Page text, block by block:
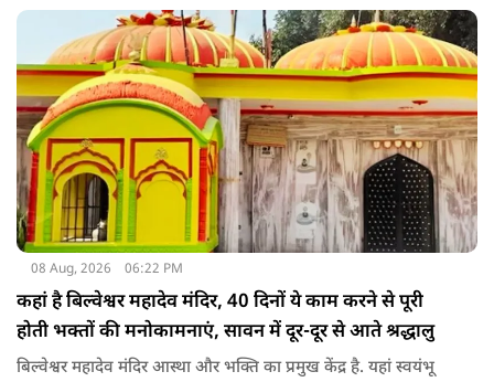
सकता है.
08 Aug, 2026 06:22 PM
कहां है बिल्वेश्वर महादेव मंदिर, 40 दिनों ये काम करने से पूरी
होती भक्तों की मनोकामनाएं, सावन में दूर-दूर से आते श्रद्धालु
बिल्वेश्वर महादेव मंदिर आस्था और भक्ति का प्रमुख केंद्र है. यहां स्वयंभू